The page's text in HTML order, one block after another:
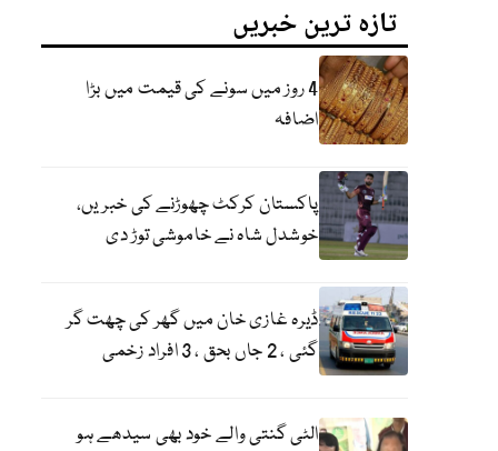
تازہ ترین خبریں
4 روز میں سونے کی قیمت میں بڑا
اضافہ
پاکستان کرکٹ چھوڑنے کی خبریں،
خوشدل شاہ نے خاموشی توڑ دی
ڈیرہ غازی خان میں گھر کی چھت گر
گئی ، 2 جاں بحق ، 3 افراد زخمی
الٹی گنتی والے خود بھی سیدھے ہو